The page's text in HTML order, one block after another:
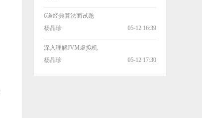
6道经典算法面试题
杨晶珍
05-12 16:39
深入理解JVM虚拟机
杨晶珍
05-12 17:30